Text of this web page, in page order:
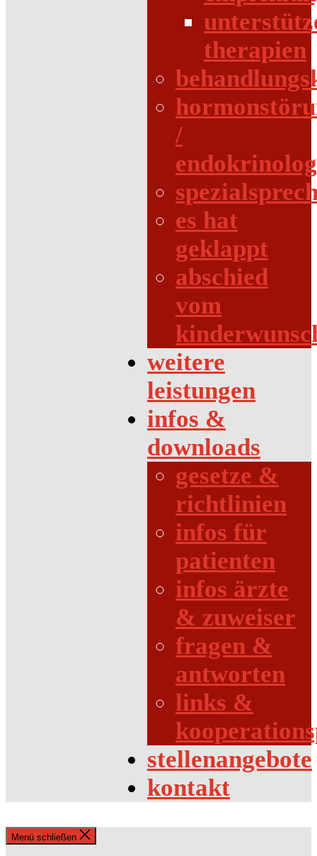
therapien
/
es hat
geklappt
abschied
vom
weitere
leistungen
infos &
downloads
gesetze &
richtlinien
infos für
patienten
infos ärzte
& zuweiser
fragen &
antworten
links &
stellenangebote
kontakt
Menü schließen